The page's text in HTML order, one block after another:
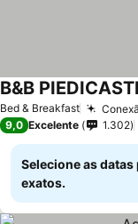
Bed & Breakfast
B&B
9,0 Excelente 1.302
Selecione as
exatos.